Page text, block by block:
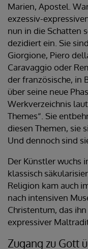
Marien, Apostel.
exzessiv-
nun in die Schatten
dezidiert ein. Sie
Giorgione, Piero
Caravaggio oder
der französische, in
über seine neue
Werkverzeichnis
Themes“. Sie
diesen Themen, sie
Und dennoch sind
Der Künstler wuchs
klassisch
Religion kam auch
nach intensiven
Christentum, das
expressiver
Zugang zu Gott